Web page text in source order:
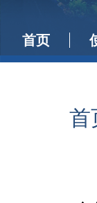
首页
首